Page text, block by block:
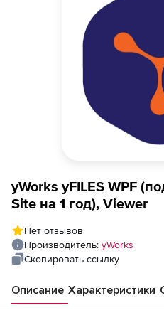
yWorks yFILES WPF
Site на 1 год), Viewer
Нет отзывов
Производитель: yWorks
Скопировать ссылку
Описание Характеристики